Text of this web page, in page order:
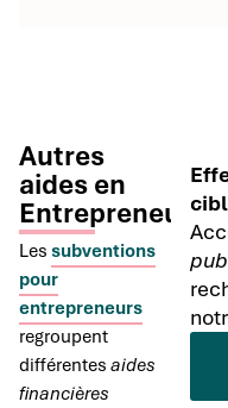
Autres
aides en
Entrepreneuriat
Les subventions
pour
entrepreneurs
regroupent
différentes aides
financières